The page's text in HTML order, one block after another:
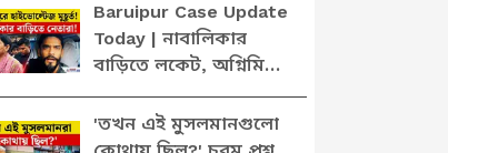
Suvendu Adhikari
Baruipur Case Update
Today | নাবালিকার
বাড়িতে লকেট, অগ্নিমিত্রা,
সায়নি থেকে নৌসাদরা,
লকেটরা
'তখন এই মুসলমানগুলো